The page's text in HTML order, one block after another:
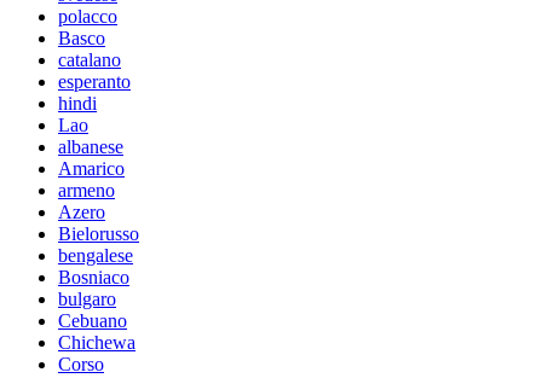
polacco
Basco
catalano
esperanto
hindi
Lao
albanese
Amarico
armeno
Azero
Bielorusso
bengalese
Bosniaco
bulgaro
Cebuano
Chichewa
Corso